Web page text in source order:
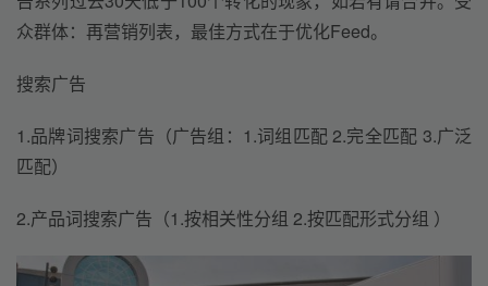
众群体：再营销列表，最佳方式在于优化Feed。
搜索广告
1.品牌词搜索广告（广告组：1.词组匹配 2.完全匹配 3.广泛
匹配）
2.产品词搜索广告（1.按相关性分组 2.按匹配形式分组 ）